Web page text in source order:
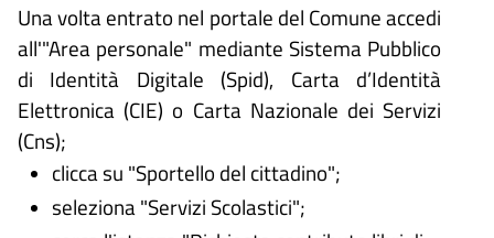
Una volta entrato nel portale del Comune accedi
all'"Area personale" mediante Sistema Pubblico
di Identità Digitale (Spid), Carta d’Identità
Elettronica (CIE) o Carta Nazionale dei Servizi
(Cns);
clicca su "Sportello del cittadino";
seleziona "Servizi Scolastici";